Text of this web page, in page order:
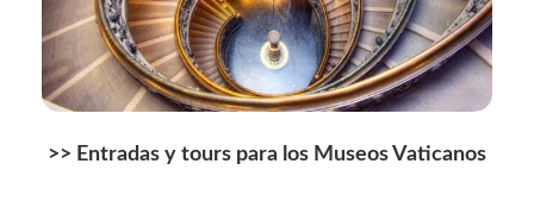
>> Entradas y tours para los Museos Vaticanos